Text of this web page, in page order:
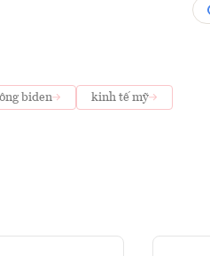
biden kinh tế mỹ